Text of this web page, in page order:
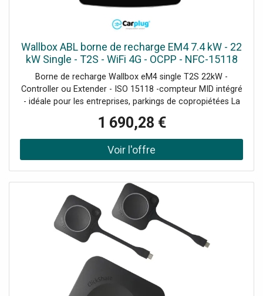
conforme à la directive MID, garantissant une facturation
précise et réglementée Fonctionnalité Plug & Charge
(ISO15118) pour une expérience...
Wallbox ABL borne de recharge EM4 7.4 kW - 22
kW Single - T2S - WiFi 4G - OCPP - NFC-15118
Borne de recharge Wallbox eM4 single T2S 22kW -
Controller ou Extender - ISO 15118 -compteur MID intégré
- idéale pour les entreprises, parkings de copropiétées La
idéale pour les entreprises, les résidences, les parkings et
même les foyers. Dotée d'une prise de type 2S avec
volets de protection, cette borne de recharge doubles
permet la recharge d'un véhicule électrique. Grâce à
verrouillé ou déverrouillé à tout moment pour une
utilisation simplifiée. Installation rapide et utilisation
intuitive Avec plusieurs options d'entrée pour le câble
d'alimentation, l'installation de la ABL Wallbox eM4 Single
est rapide et peut être réalisée par une seule personne.
L'application de configuration ABL, disponible sur Android
et iOS, rend la mise en service encore plus facile. Son
interface intuitive fournit des retours visuels et sonores
pour garantir une expérience utilisateur fluide. Une borne
1 690,28 €